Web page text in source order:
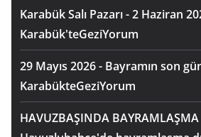
Karabük Salı Pazarı - 2 Haziran
Karabük'teGeziYorum
29 Mayıs 2026 - Bayramın son
KarabükteGeziYorum
HAVUZBAŞINDA